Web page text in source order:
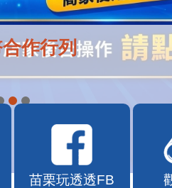
作行列
苗栗玩透透FB